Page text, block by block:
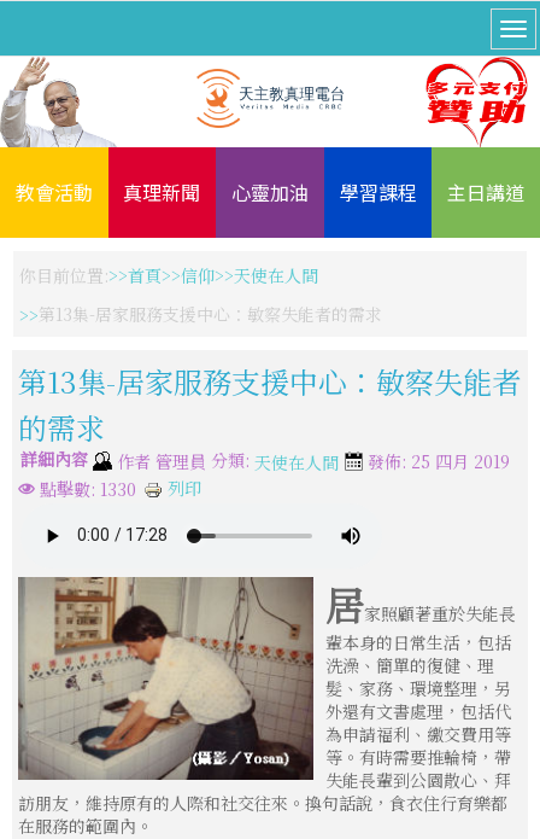
教會活動 真理新聞 心靈加油 學習課程 主日講道
你目前位置: 首頁 信仰
天使在人間
第13集-居家服務支援中心：敏察失能者的需求
第13集-居家服務支援中心：敏察失能者
的需求
詳細內容 作者 管理員 分類: 天使在人間
發佈: 25 四月 2019
點擊數: 1330
列印
居家照顧著重於失能長
輩本身的日常生活，包括
洗澡、簡單的復健、理
髮、家務、環境整理，另
外還有文書處理，包括代
為申請福利、繳交費用等
等。有時需要推輪椅，帶
失能長輩到公園散心、拜
訪朋友，維持原有的人際和社交往來。換句話說，食衣住行育樂都
在服務的範圍內。